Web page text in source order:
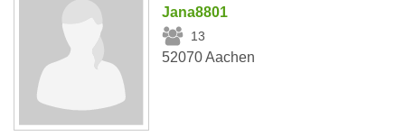
Jana8801
13
52070 Aachen